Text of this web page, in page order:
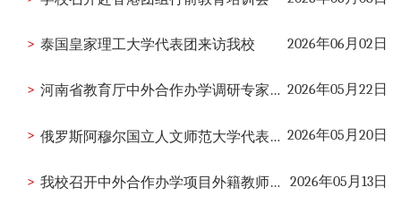
2026年06月02日
> 泰国皇家理工大学代表团来访我校
2026年05月22日
> 河南省教育厅中外合作办学调研专家组莅临我校指导工作
2026年05月20日
> 俄罗斯阿穆尔国立人文师范大学代表团来访我校
2026年05月13日
> 我校召开中外合作办学项目外籍教师入职座谈会